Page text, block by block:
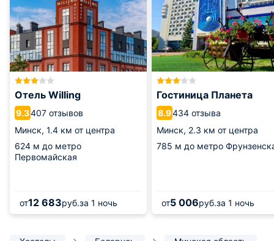
Отель Willing
9.3407 отзывов
Минск, 1.4 км от центра
624 м до метро
Первомайская
от12 683руб.за 1 ночь
Гостиница Планета
8.9434 отзыва
Минск, 2.3 км от центра
785 м до метро
от5 006руб.за 1 ночь